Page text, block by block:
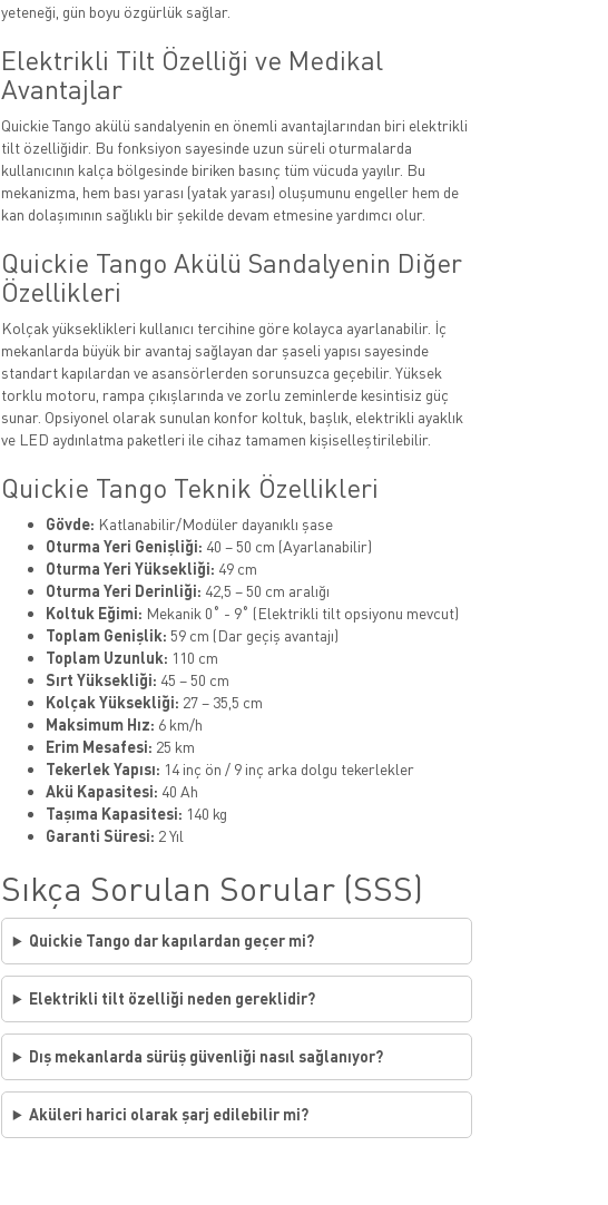
yeteneği, gün boyu özgürlük sağlar.
Elektrikli Tilt Özelliği ve Medikal
Avantajlar
Quickie Tango akülü sandalyenin en önemli avantajlarından biri elektrikli
tilt özelliğidir. Bu fonksiyon sayesinde uzun süreli oturmalarda
kullanıcının kalça bölgesinde biriken basınç tüm vücuda yayılır. Bu
mekanizma, hem bası yarası (yatak yarası) oluşumunu engeller hem de
kan dolaşımının sağlıklı bir şekilde devam etmesine yardımcı olur.
Quickie Tango Akülü Sandalyenin Diğer
Özellikleri
Kolçak yükseklikleri kullanıcı tercihine göre kolayca ayarlanabilir. İç
mekanlarda büyük bir avantaj sağlayan dar şaseli yapısı sayesinde
standart kapılardan ve asansörlerden sorunsuzca geçebilir. Yüksek
torklu motoru, rampa çıkışlarında ve zorlu zeminlerde kesintisiz güç
sunar. Opsiyonel olarak sunulan konfor koltuk, başlık, elektrikli ayaklık
ve LED aydınlatma paketleri ile cihaz tamamen kişiselleştirilebilir.
Quickie Tango Teknik Özellikleri
Gövde: Katlanabilir/Modüler dayanıklı şase
Oturma Yeri Genişliği: 40 – 50 cm (Ayarlanabilir)
Oturma Yeri Yüksekliği: 49 cm
Oturma Yeri Derinliği: 42,5 – 50 cm aralığı
Koltuk Eğimi: Mekanik 0˚ - 9˚ (Elektrikli tilt opsiyonu mevcut)
Toplam Genişlik: 59 cm (Dar geçiş avantajı)
Toplam Uzunluk: 110 cm
Sırt Yüksekliği: 45 – 50 cm
Kolçak Yüksekliği: 27 – 35,5 cm
Maksimum Hız: 6 km/h
Erim Mesafesi: 25 km
Tekerlek Yapısı: 14 inç ön / 9 inç arka dolgu tekerlekler
Akü Kapasitesi: 40 Ah
Taşıma Kapasitesi: 140 kg
Garanti Süresi: 2 Yıl
Sıkça Sorulan Sorular (SSS)
Quickie Tango dar kapılardan geçer mi?
Elektrikli tilt özelliği neden gereklidir?
Dış mekanlarda sürüş güvenliği nasıl sağlanıyor?
Aküleri harici olarak şarj edilebilir mi?